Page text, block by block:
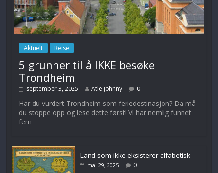
Aktuelt Reise
5 grunner til å IKKE besøke
Trondheim
september 3, 2025 Atle Johnny 0
Har du vurdert Trondheim som feriedestinasjon? Da må
du stoppe opp og lese dette først! Vi har nemlig funnet
fem
Land som ikke eksisterer alfabetisk
mai 29, 2025 0